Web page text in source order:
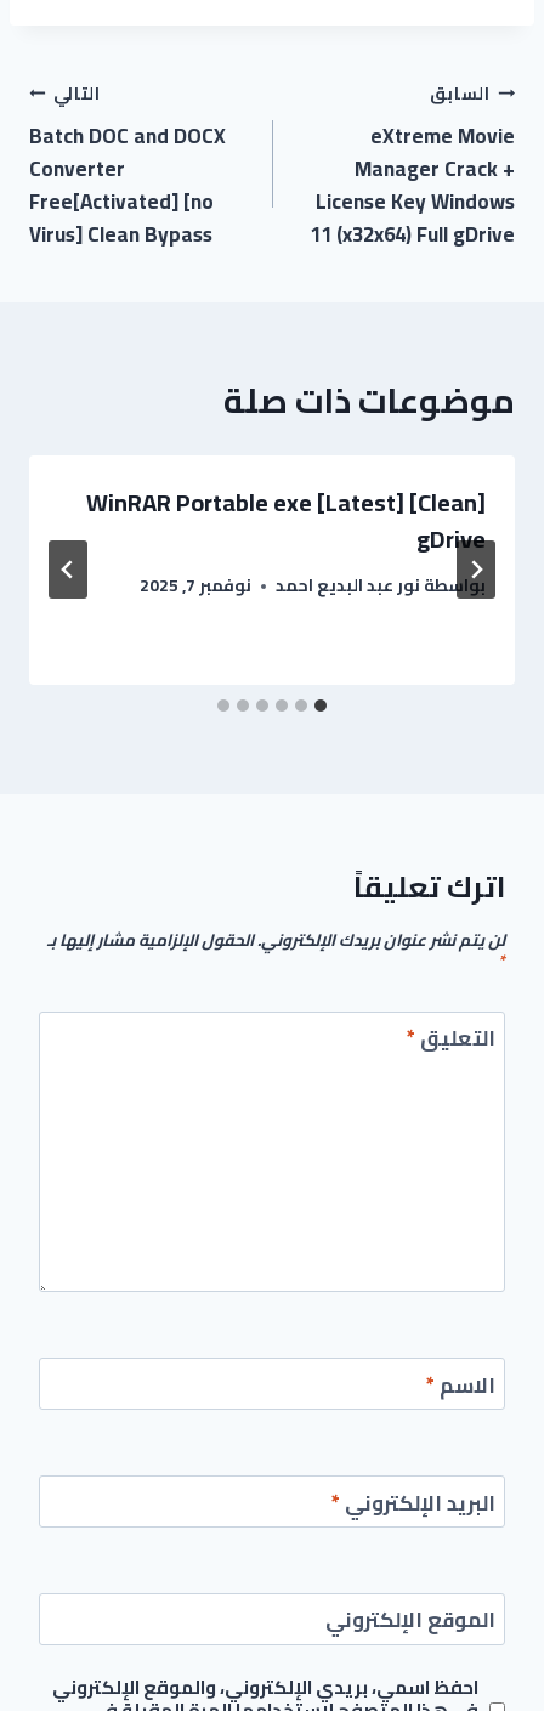
السابق
eXtreme Movie
Manager Crack +
License Key Windows
11 (x32x64) Full gDrive
التالي
Batch DOC and DOCX
Converter
Free[Activated] [no
Virus] Clean Bypass
موضوعات ذات صلة
WinRAR Portable exe [Latest] [Clean]
gDrive
بواسطةنور عبد البديع احمد نوفمبر 7, 2025
اترك تعليقاً
لن يتم نشر عنوان بريدك الإلكتروني.الحقول الإلزامية مشار إليها بـ
*
التعليق*
الاسم*
البريد الإلكتروني*
الموقع الإلكتروني
احفظ اسمي، بريدي الإلكتروني، والموقع الإلكتروني